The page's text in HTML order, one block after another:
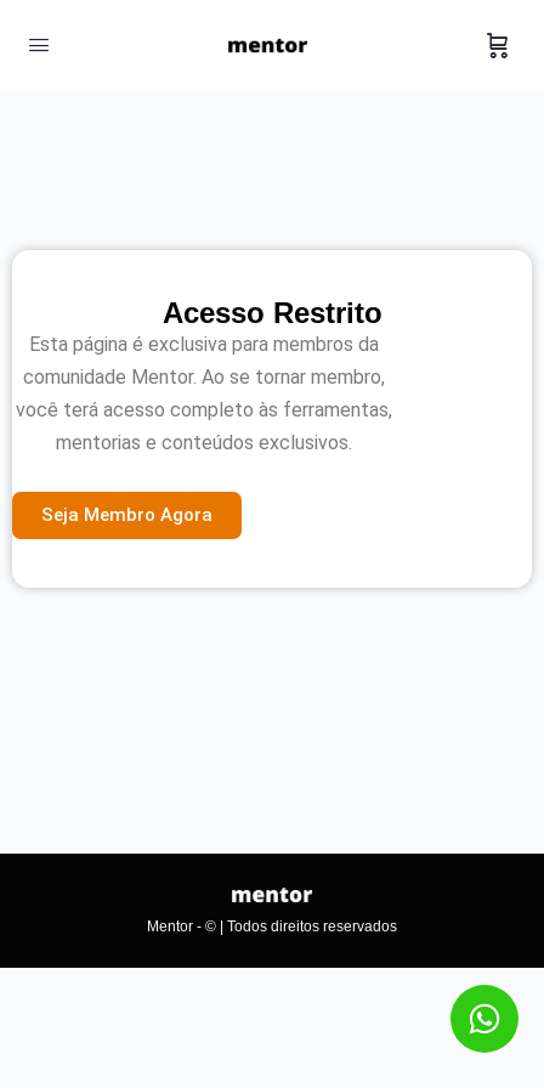
Acesso Restrito
Esta página é exclusiva para membros da
comunidade Mentor. Ao se tornar membro,
você terá acesso completo às ferramentas,
mentorias e conteúdos exclusivos.
Seja Membro Agora
Mentor - © | Todos direitos reservados